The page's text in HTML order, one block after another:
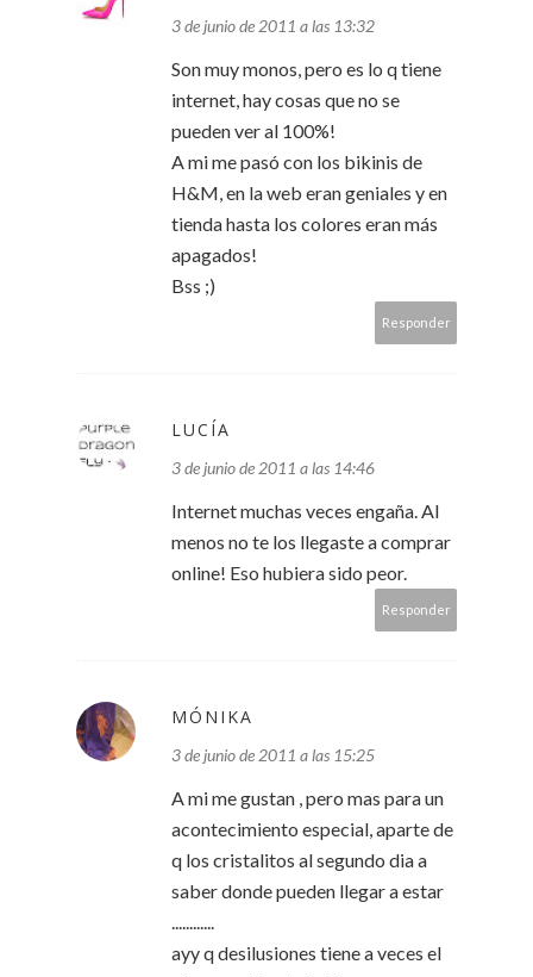
3 de junio de 2011 a las 13:32
Son muy monos, pero es lo q tiene
internet, hay cosas que no se
pueden ver al 100%!
A mi me pasó con los bikinis de
H&M, en la web eran geniales y en
tienda hasta los colores eran más
apagados!
Bss ;)
Responder
LUCÍA
3 de junio de 2011 a las 14:46
Internet muchas veces engaña. Al
menos no te los llegaste a comprar
online! Eso hubiera sido peor.
Responder
MÓNIKA
3 de junio de 2011 a las 15:25
A mi me gustan , pero mas para un
acontecimiento especial, aparte de
q los cristalitos al segundo dia a
saber donde pueden llegar a estar
ayy q desilusiones tiene a veces el